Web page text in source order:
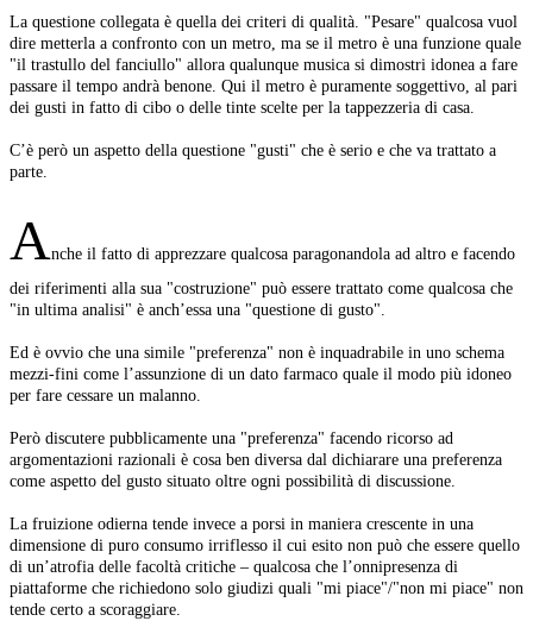
La questione collegata è quella dei criteri di qualità. "Pesare" qualcosa vuol
dire metterla a confronto con un metro, ma se il metro è una funzione quale
"il trastullo del fanciullo" allora qualunque musica si dimostri idonea a fare
passare il tempo andrà benone. Qui il metro è puramente soggettivo, al pari
dei gusti in fatto di cibo o delle tinte scelte per la tappezzeria di casa.
C’è però un aspetto della questione "gusti" che è serio e che va trattato a
parte.
Anche il fatto di apprezzare qualcosa paragonandola ad altro e facendo
dei riferimenti alla sua "costruzione" può essere trattato come qualcosa che
"in ultima analisi" è anch’essa una "questione di gusto".
Ed è ovvio che una simile "preferenza" non è inquadrabile in uno schema
mezzi-fini come l’assunzione di un dato farmaco quale il modo più idoneo
per fare cessare un malanno.
Però discutere pubblicamente una "preferenza" facendo ricorso ad
argomentazioni razionali è cosa ben diversa dal dichiarare una preferenza
come aspetto del gusto situato oltre ogni possibilità di discussione.
La fruizione odierna tende invece a porsi in maniera crescente in una
dimensione di puro consumo irriflesso il cui esito non può che essere quello
di un’atrofia delle facoltà critiche – qualcosa che l’onnipresenza di
piattaforme che richiedono solo giudizi quali "mi piace"/"non mi piace" non
tende certo a scoraggiare.